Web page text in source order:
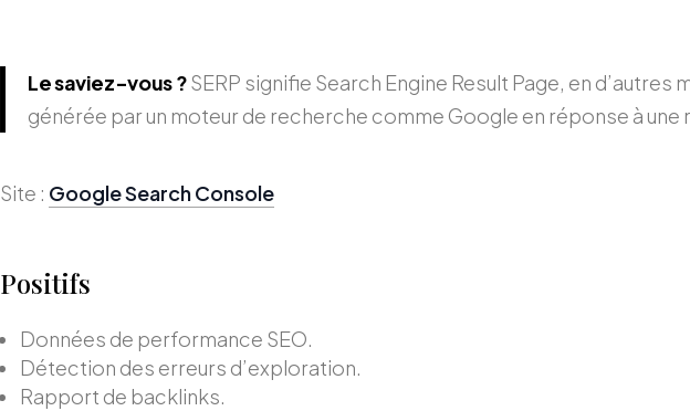
Le saviez-vous ?SERP signifie Search Engine Result Page, en d’autres
générée par un moteur de recherche comme Google en réponse à une
Site : Google Search Console
Positifs
Données de performance SEO.
Détection des erreurs d’exploration.
Rapport de backlinks.